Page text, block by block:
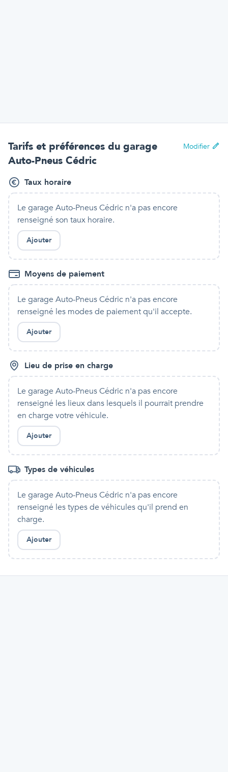
Tarifs et préférences du garage
Auto-Pneus Cédric
Modifier
Taux horaire
Le garage Auto-Pneus Cédric n'a pas encore
renseigné son taux horaire.
Ajouter
Moyens de paiement
Le garage Auto-Pneus Cédric n'a pas encore
renseigné les modes de paiement qu'il accepte.
Ajouter
Lieu de prise en charge
Le garage Auto-Pneus Cédric n'a pas encore
renseigné les lieux dans lesquels il pourrait prendre
en charge votre véhicule.
Ajouter
Types de véhicules
Le garage Auto-Pneus Cédric n'a pas encore
renseigné les types de véhicules qu'il prend en
charge.
Ajouter